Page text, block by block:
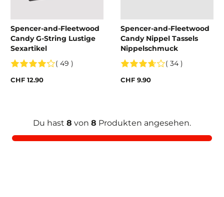
Spencer-and-Fleetwood
Candy G-String Lustige
Sexartikel
( 49 )
CHF 12.90
Spencer-and-Fleetwood
Candy Nippel Tassels
Nippelschmuck
( 34 )
CHF 9.90
Du hast 8 von 8 Produkten angesehen.